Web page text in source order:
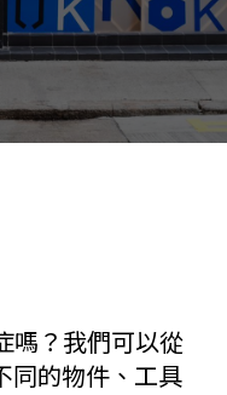
嗎？我們可以從
同的物件、工具